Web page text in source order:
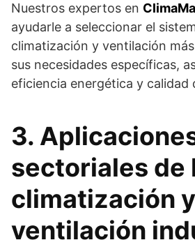
Nuestros expertos en
ayudarle a seleccionar el
climatización y ventilación
sus necesidades específicas,
eficiencia energética y calidad
3.
sectoriales de
climatización y
ventilación